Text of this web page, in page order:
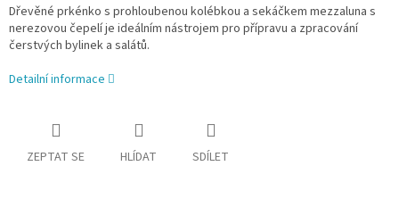
Dřevěné prkénko s prohloubenou kolébkou a sekáčkem mezzaluna s
nerezovou čepelí je ideálním nástrojem pro přípravu a zpracování
čerstvých bylinek a salátů.
Detailní informace
ZEPTAT SE HLÍDAT SDÍLET